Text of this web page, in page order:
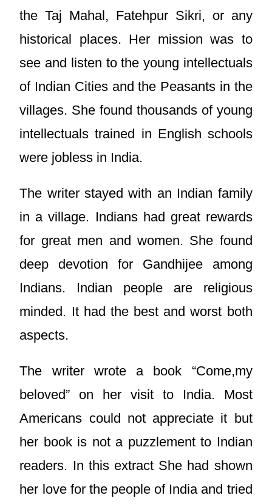
the Taj Mahal, Fatehpur Sikri, or any
historical places. Her mission was to
see and listen to the young intellectuals
of Indian Cities and the Peasants in the
villages. She found thousands of young
intellectuals trained in English schools
were jobless in India.
The writer stayed with an Indian family
in a village. Indians had great rewards
for great men and women. She found
deep devotion for Gandhijee among
Indians. Indian people are religious
minded. It had the best and worst both
aspects.
The writer wrote a book “Come,my
beloved” on her visit to India. Most
Americans could not appreciate it but
her book is not a puzzlement to Indian
readers. In this extract She had shown
her love for the people of India and tried